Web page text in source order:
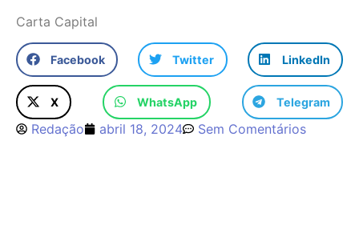
Carta Capital
Facebook Twitter LinkedIn
X WhatsApp Telegram
Redação abril 18, 2024 Sem Comentários